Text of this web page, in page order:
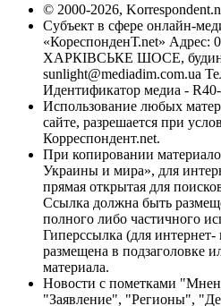
© 2000-2026,
Субъект в сфере онлайн-
«КореспонденТ.net» Адрес:
ХАРКІВСЬКЕ ШОСЕ,
sunlight@mediadim.com.ua
Идентификатор медиа -
Использование любых
сайте, разрешается при
Корреспондент.net.
При копировании
Украины и мира», для
прямая открытая для
Ссылка должна быть
полного либо частичного
Гиперссылка (для
размещена в подзаголовке
материала.
Новости с пометками
"Заявление", "Регионы",